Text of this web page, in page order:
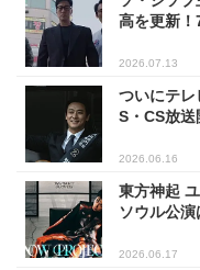
高を更新！
2026.07.13
ついにテ
S・CS放
2026.06.16
東方神起
ソウル公
2026.06.17